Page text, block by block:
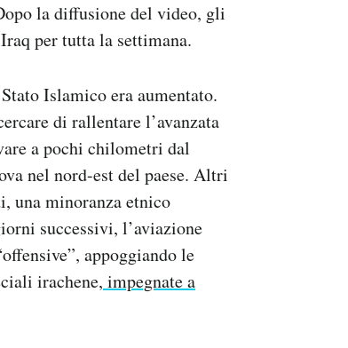
la diffusione del video, gli
per tutta la settimana.
Islamico era aumentato.
di rallentare l’avanzata
a pochi chilometri dal
nel nord-est del paese. Altri
una minoranza etnico
successivi, l’aviazione
appoggiando le
irachene, impegnate a